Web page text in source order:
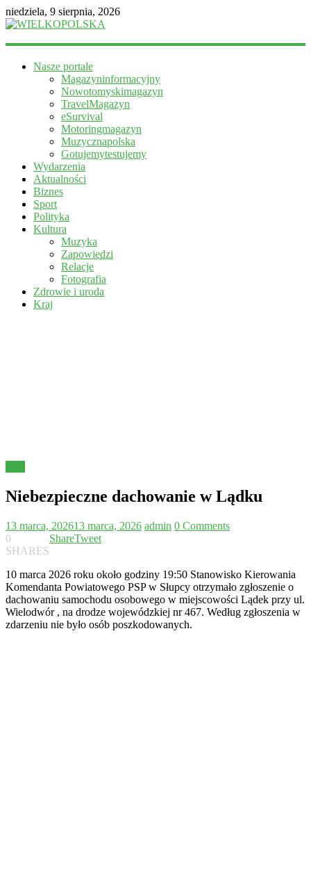
niedziela, 9 sierpnia, 2026
WIELKOPOLSKA
informacyjny
Nasze portale
Magazyninformacyjny
Nowotomyskimagazyn
TravelMagazyn
eSurvival
Motoringmagazyn
Muzycznapolska
Gotujemytestujemy
Wydarzenia
Aktualności
Biznes
Sport
Polityka
Kultura
Muzyka
Zapowiedzi
Relacje
Fotografia
Zdrowie i uroda
Kraj
Niebezpieczne dachowanie w Lądku
13 marca, 202613 marca, 2026 admin 0 Comments
0
SHARES
ShareTweet
10 marca 2026 roku około godziny 19:50 Stanowisko Kierowania
Komendanta Powiatowego PSP w Słupcy otrzymało zgłoszenie o
dachowaniu samochodu osobowego w miejscowości Lądek przy ul.
Wielodwór , na drodze wojewódzkiej nr 467. Według zgłoszenia w
zdarzeniu nie było osób poszkodowanych.